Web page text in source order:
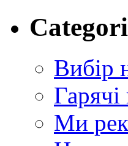
Вибір
Гарячі
Ми